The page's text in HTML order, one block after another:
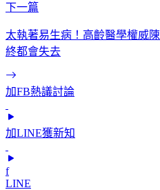
下一篇
太執著易生病！高齡醫學權威
終都會失去
加FB熱議討論
加LINE獲新知
f
LINE